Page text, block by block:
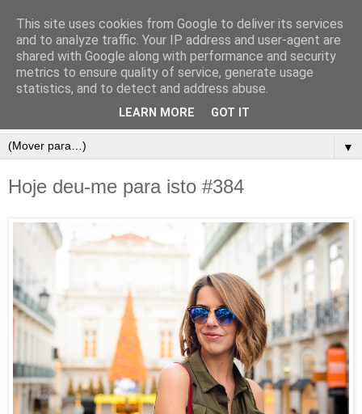
▼
Hoje deu-me para isto #384
This site uses cookies from Google to deliver its services
and to analyze traffic. Your IP address and user-agent are
shared with Google along with performance and security
metrics to ensure quality of service, generate usage
statistics, and to detect and address abuse.
LEARN MORE GOT IT